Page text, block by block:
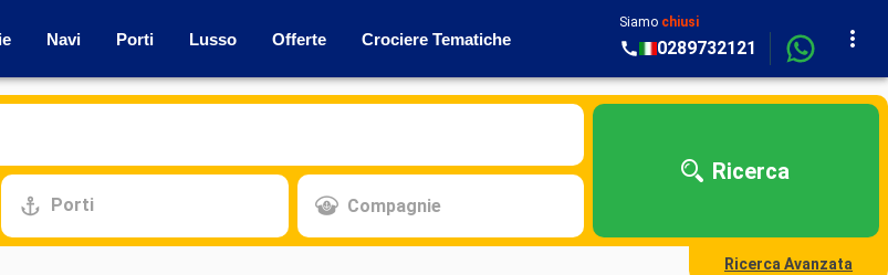
Navi Porti Lusso Offerte Crociere Tematiche
Siamo chiusi
0289732121
Porti Compagnie
Ricerca
Ricerca Avanzata